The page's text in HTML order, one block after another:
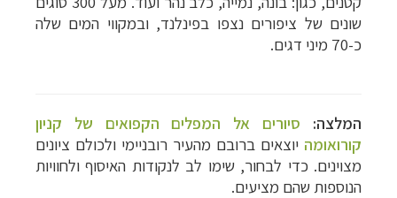
שונים של ציפורים נצפו בפינלנד, ובמקווי המים שלה
כ-70 מיני דגים.
המלצה: סיורים אל המפלים הקפואים של קניון
קורואומה יוצאים ברובם מהעיר רובניימי ולכולם ציונים
מצוינים. כדי לבחור, שימו לב לנקודות האיסוף ולחוויות
הנוספות שהם מציעים.